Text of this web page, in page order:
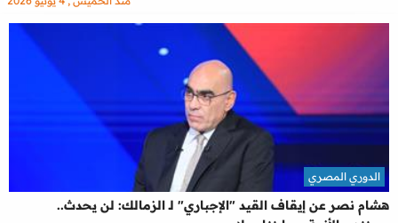
هشام نصر عن إيقاف القيد "الإجباري" لـ الزمالك: لن يحدث..
الدوري المصري